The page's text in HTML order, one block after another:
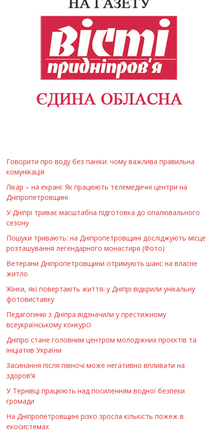
Говорити про воду без паніки: чому важлива правильна
комунікація
Лікар – на екрані: Як працюють телемедичні центри на
Дніпропетровщині
У Дніпрі триває масштабна підготовка до опалювального
сезону
Пошуки тривають: на Дніпропетровщині досліджують місце
розташування легендарного монастиря (Фото)
Ветерани Дніпропетровщини отримують шанс на власне
житло
Жінки, які повертають життя: у Дніпрі відкрили унікальну
фотовиставку
Педагогиню з Дніпра відзначили у престижному
всеукраїнському конкурсі
Дніпро стане головним центром молодіжних проєктів та
ініціатив України
Засинання після півночі може негативно впливати на
здоров’я
У Тернівці працюють над посиленням водної безпеки
громади
На Дніпропетровщині різко зросла кількість пожеж в
екосистемах